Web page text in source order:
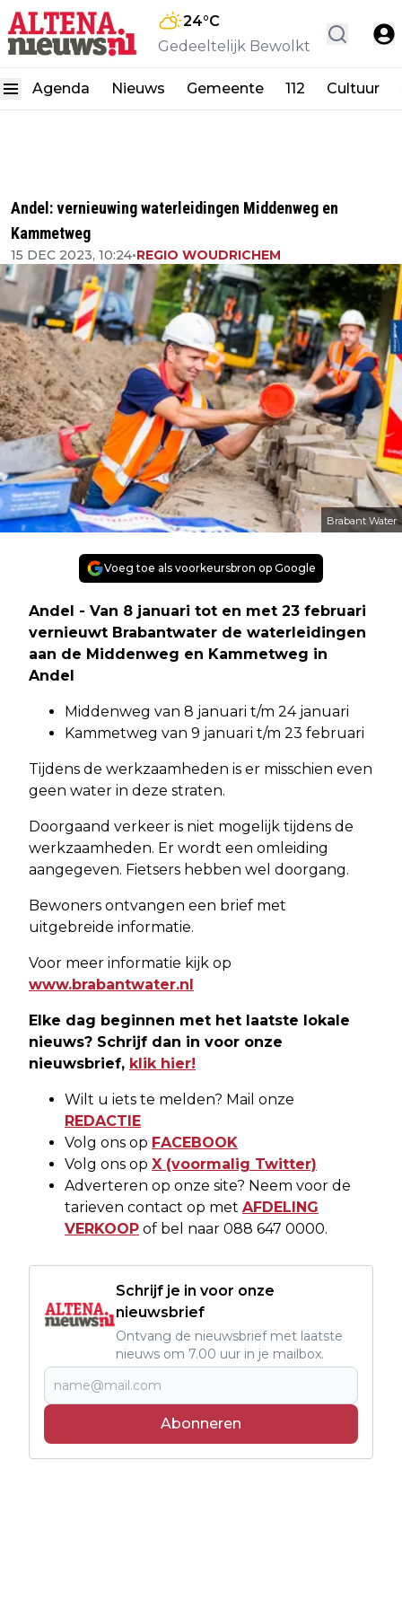
24°C
Gedeeltelijk Bewolkt
Agenda Nieuws Gemeente 112 Cultuur
Andel: vernieuwing waterleidingen Middenweg en
Kammetweg
15 DEC 2023, 10:24•REGIO WOUDRICHEM
Brabant Water
Voeg toe als voorkeursbron op Google
Andel - Van 8 januari tot en met 23 februari
vernieuwt Brabantwater de waterleidingen
aan de Middenweg en Kammetweg in
Andel
Middenweg van 8 januari t/m 24 januari
Kammetweg van 9 januari t/m 23 februari
Tijdens de werkzaamheden is er misschien even
geen water in deze straten.
Doorgaand verkeer is niet mogelijk tijdens de
werkzaamheden. Er wordt een omleiding
aangegeven. Fietsers hebben wel doorgang.
Bewoners ontvangen een brief met
uitgebreide informatie.
Voor meer informatie kijk op
www.brabantwater.nl
Elke dag beginnen met het laatste lokale
nieuws? Schrijf dan in voor onze
nieuwsbrief, klik hier!
Wilt u iets te melden? Mail onze
REDACTIE
Volg ons op FACEBOOK
Volg ons op X (voormalig Twitter)
Adverteren op onze site? Neem voor de
tarieven contact op met AFDELING
VERKOOP of bel naar 088 647 0000.
Schrijf je in voor onze
nieuwsbrief
Ontvang de nieuwsbrief met laatste
nieuws om 7.00 uur in je mailbox.
Abonneren